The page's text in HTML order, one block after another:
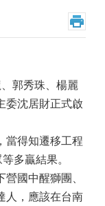
郭秀珠、楊麗
委沈居財正式啟
當得知遷移工程
多贏結果。
國中醒獅團、
人，應該在台南